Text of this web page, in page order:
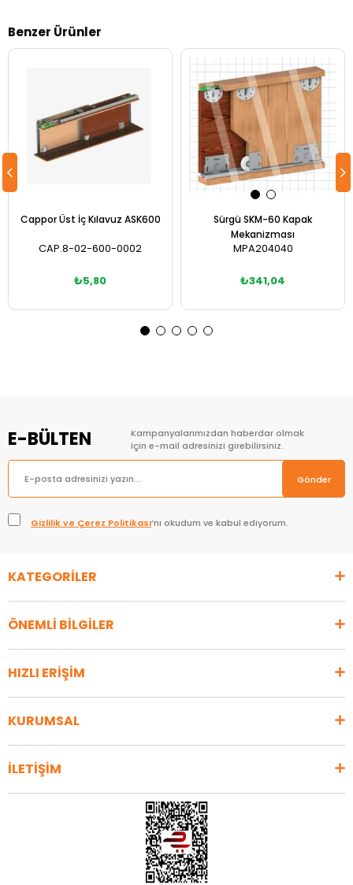
Benzer Ürünler
Cappor Üst İç Kılavuz ASK600
CAP.8-02-600-0002
₺5,80
Sürgü SKM-60 Kapak
Mekanizması
MPA204040
₺341,04
E-BÜLTEN
Kampanyalarımızdan haberdar olmak
için e-mail adresinizi girebilirsiniz.
Gönder
Gizlilik ve Çerez Politikası’nı okudum ve kabul ediyorum.
KATEGORİLER
ÖNEMLİ BİLGİLER
HIZLI ERİŞİM
KURUMSAL
İLETİŞİM